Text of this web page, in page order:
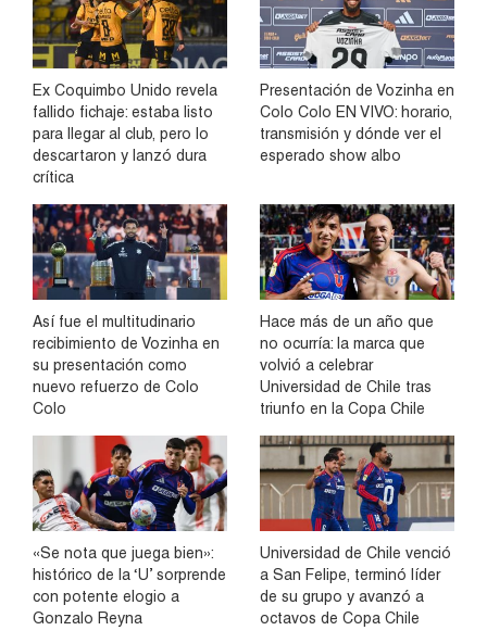
Ex Coquimbo Unido revela
fallido fichaje: estaba listo
para llegar al club, pero lo
descartaron y lanzó dura
crítica
Presentación de Vozinha en
Colo Colo EN VIVO: horario,
transmisión y dónde ver el
esperado show albo
Así fue el multitudinario
recibimiento de Vozinha en
su presentación como
nuevo refuerzo de Colo
Colo
Hace más de un año que
no ocurría: la marca que
volvió a celebrar
Universidad de Chile tras
triunfo en la Copa Chile
«Se nota que juega bien»:
histórico de la ‘U’ sorprende
con potente elogio a
Gonzalo Reyna
Universidad de Chile venció
a San Felipe, terminó líder
de su grupo y avanzó a
octavos de Copa Chile